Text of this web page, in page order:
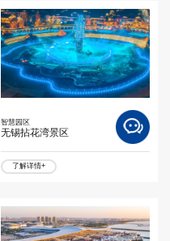
智慧园区
无锡拈花湾景区
了解详情+